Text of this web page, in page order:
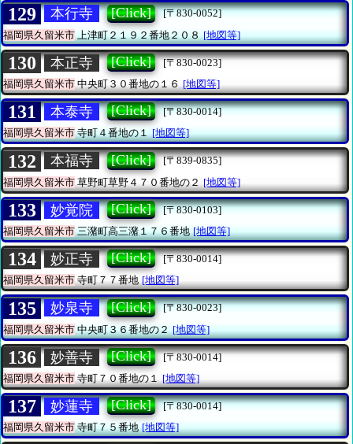
129 本行寺 [Click]
[〒830-0052]
福岡県久留米市上津町２１９２番地２０８ [地図等]
130 本正寺 [Click]
[〒830-0023]
福岡県久留米市中央町３０番地の１６ [地図等]
131 本泰寺 [Click]
[〒830-0014]
福岡県久留米市寺町４番地の１ [地図等]
132 本福寺 [Click]
[〒839-0835]
福岡県久留米市 草野町草野４７０番地の２ [地図等]
133 妙覚院 [Click]
[〒830-0103]
福岡県久留米市三潴町高三潴１７６番地 [地図等]
134 妙正寺 [Click]
[〒830-0014]
福岡県久留米市寺町７７番地 [地図等]
135 妙泉寺 [Click]
[〒830-0023]
福岡県久留米市中央町３６番地の２ [地図等]
136 妙善寺 [Click]
[〒830-0014]
福岡県久留米市寺町７０番地の１ [地図等]
137 妙蓮寺 [Click]
[〒830-0014]
福岡県久留米市寺町７５番地 [地図等]